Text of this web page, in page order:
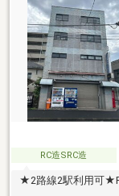
RC造SRC造
★2路線2駅利用可